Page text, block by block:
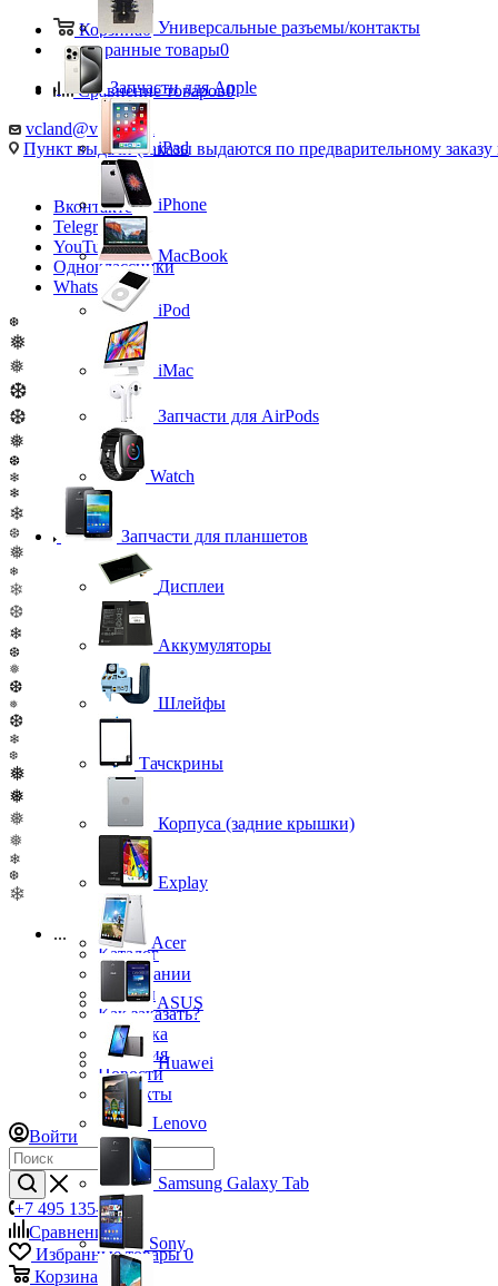
Корзина0
Избранные товары0
Сравнение товаров0
vcland@vcland.ru
Пункт выдачи (заказы выдаются по предварительному заказу
Вконтакте
Telegram
YouTube
Одноклассники
WhatsApp
❆
❅
❅
❆
❆
❅
❆
❄
❄
❄
❆
❅
❄
❄
❆
❄
❆
❅
❆
❅
❆
❄
❆
❅
❅
❅
❅
❄
❆
❄
...
Каталог
О компании
Бренды
Как заказать?
Доставка
Гарантия
Новости
Контакты
Войти
+7 495 135-39-43
Сравнение0
Избранные товары 0
Корзина
Универсальные разъемы/контакты
Запчасти для Apple
iPad
iPhone
MacBook
iPod
iMac
Запчасти для AirPods
Watch
Запчасти для планшетов
Дисплеи
Аккумуляторы
Шлейфы
Тачскрины
Корпуса (задние крышки)
Explay
Acer
ASUS
Huawei
Lenovo
Samsung Galaxy Tab
Sony